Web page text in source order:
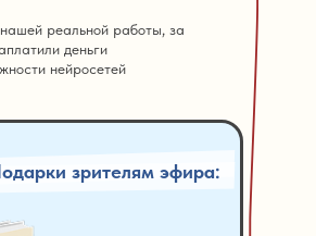
нашей реальной работы, за
деньги
нейросетей
зрителям эфира: